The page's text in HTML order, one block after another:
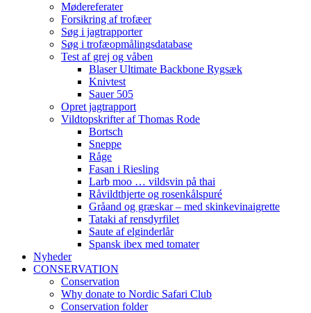
Mødereferater
Forsikring af trofæer
Søg i jagtrapporter
Søg i trofæopmålingsdatabase
Test af grej og våben
Blaser Ultimate Backbone Rygsæk
Knivtest
Sauer 505
Opret jagtrapport
Vildtopskrifter af Thomas Rode
Bortsch
Sneppe
Råge
Fasan i Riesling
Larb moo … vildsvin på thai
Råvildthjerte og rosenkålspuré
Gråand og græskar – med skinkevinaigrette
Tataki af rensdyrfilet
Saute af elginderlår
Spansk ibex med tomater
Nyheder
CONSERVATION
Conservation
Why donate to Nordic Safari Club
Conservation folder